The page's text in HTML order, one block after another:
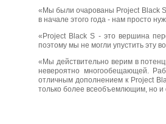
«Мы были очарованы Project Black
в начале этого года - нам просто
«Project Black S - это вершина
поэтому мы не могли упустить эту
«Мы действительно верим в
невероятно многообещающей.
отличным дополнением к Project
только более всеобъемлющим, но